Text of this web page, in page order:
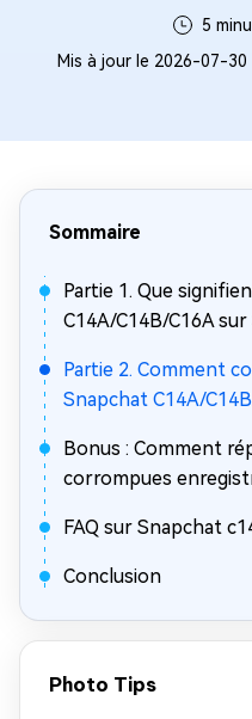
5
Mis à jour le 2026-07-30
Sommaire
Partie 1. Que
C14A/C14B/C16A
Partie 2. Comment
Snapchat C14A/
Bonus : Comment
corrompues
FAQ sur Snapchat
Conclusion
Photo Tips